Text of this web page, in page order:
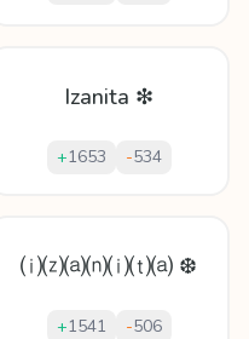
Izanita ❇
+1653 -534
⒤⒵⒜⒩⒤⒯⒜ ❆
+1541 -506